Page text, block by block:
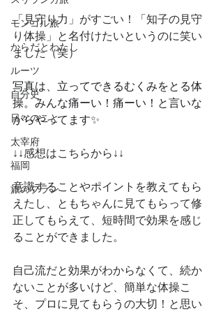
モンゴル旅
からだとわたし
ルーツ
自分史
日々のこと
太宰府
福岡
旅のプラン
「見守り力」がすごい！「知子の見守
り体操」と名付けたいというのに笑い
ました（笑）
写真は、立ってできるむくみをとる体
操。みんな痛ーい！痛ーい！と言いな
がらやってます✨
↓↓感想はこちらから↓↓
意識することやポイントを教えてもら
えたし、ともちゃんに見てもらって修
正してもらえて、短時間で効果を感じ
ることができました。
自己流だと効果がわからなくて、続か
ないことが多いけど、簡単な体操こ
そ、プロに見てもらうの大切！と思い